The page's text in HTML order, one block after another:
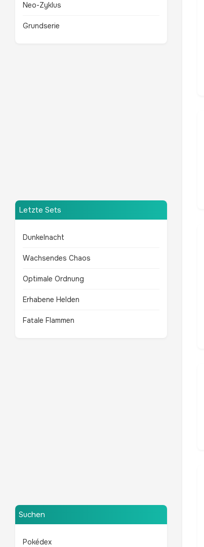
Neo-Zyklus
Grundserie
Letzte Sets
Dunkelnacht
Wachsendes Chaos
Optimale Ordnung
Erhabene Helden
Fatale Flammen
TOP 10 POKÉMON
Suchen
Pokédex